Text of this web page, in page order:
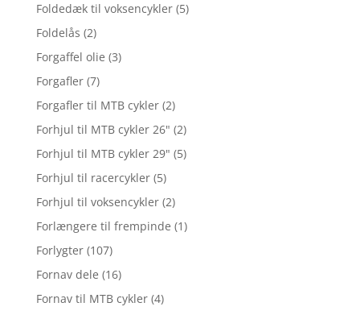
Foldedæk til voksencykler (5)
Foldelås (2)
Forgaffel olie (3)
Forgafler (7)
Forgafler til MTB cykler (2)
Forhjul til MTB cykler 26" (2)
Forhjul til MTB cykler 29" (5)
Forhjul til racercykler (5)
Forhjul til voksencykler (2)
Forlængere til frempinde (1)
Forlygter (107)
Fornav dele (16)
Fornav til MTB cykler (4)